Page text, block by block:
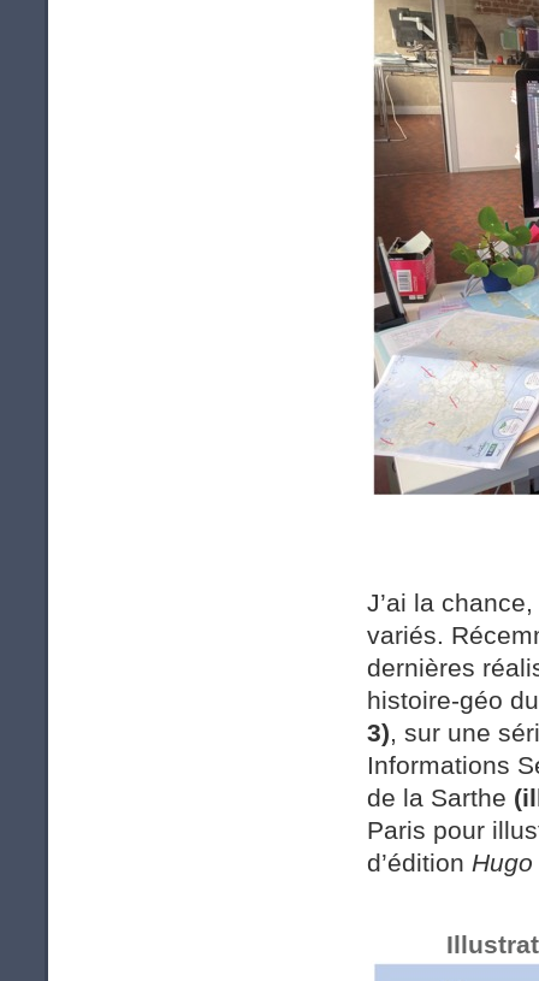
J’ai la
variés.
dernières
histoire-géo
3), sur une
Informations
de la Sarthe
Paris pour
d’édition